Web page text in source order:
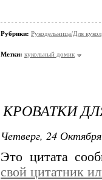
Рубрики: Рукодельница/Для кукол
Метки: кукольный домик
КРОВАТКИ
Четверг, 24
Это цитата
свой цитатник